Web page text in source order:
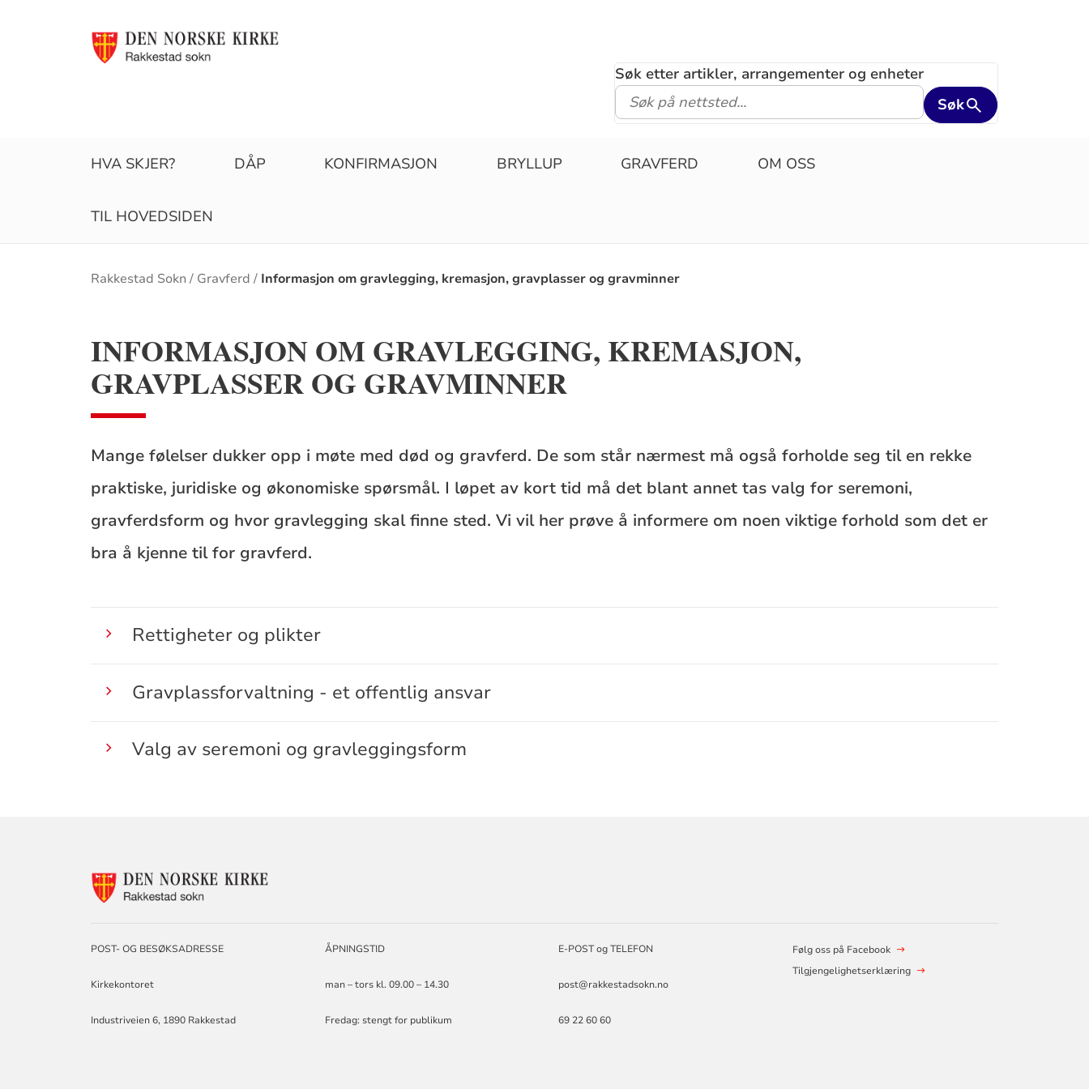
Søk etter artikler, arrangementer og enheter
Søk
HVA SKJER? DÅP KONFIRMASJON BRYLLUP GRAVFERD OM OSS
TIL HOVEDSIDEN
Brødsmulesti
Rakkestad Sokn Gravferd Informasjon om gravlegging, kremasjon, gravplasser og gravminner
INFORMASJON OM GRAVLEGGING, KREMASJON,
GRAVPLASSER OG GRAVMINNER
Mange følelser dukker opp i møte med død og gravferd. De som står nærmest må også forholde seg til en rekke
praktiske, juridiske og økonomiske spørsmål. I løpet av kort tid må det blant annet tas valg for seremoni,
gravferdsform og hvor gravlegging skal finne sted. Vi vil her prøve å informere om noen viktige forhold som det er
bra å kjenne til for gravferd.
Rettigheter og plikter
Gravplassforvaltning - et offentlig ansvar
Valg av seremoni og gravleggingsform
POST- OG BESØKSADRESSE
Kirkekontoret
Industriveien 6, 1890 Rakkestad
ÅPNINGSTID
man – tors kl. 09.00 – 14.30
Fredag: stengt for publikum
E-POST og TELEFON
post@rakkestadsokn.no
69 22 60 60
Følg oss på Facebook
Tilgjengelighetserklæring